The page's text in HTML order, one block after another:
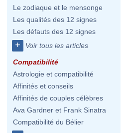
Le zodiaque et le mensonge
Les qualités des 12 signes
Les défauts des 12 signes
+ Voir tous les articles
Compatibilité
Astrologie et compatibilité
Affinités et conseils
Affinités de couples célèbres
Ava Gardner et Frank Sinatra
Compatibilité du Bélier